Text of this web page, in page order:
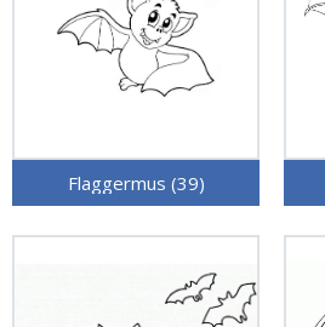
Flaggermus (39)